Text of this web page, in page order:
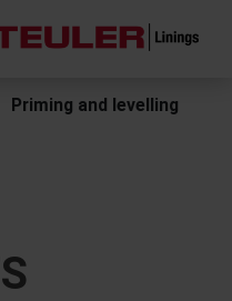
Priming and levelling